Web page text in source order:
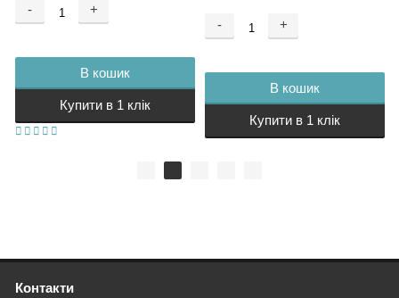
- +
В кошик
Купити в 1 клік
- +
В кошик
Купити в 1 клік
Контакти